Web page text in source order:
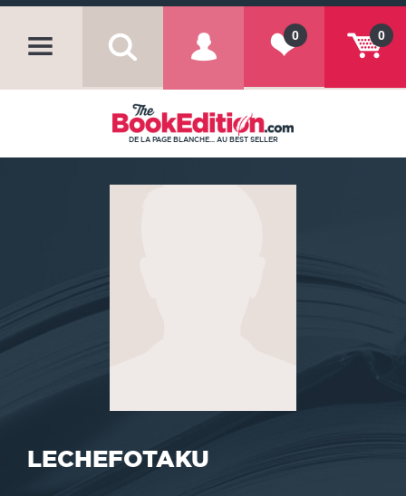
0
0
DE LA PAGE BLANCHE... AU BEST SELLER
LECHEFOTAKU